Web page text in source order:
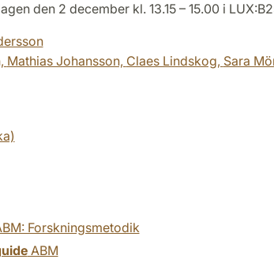
den 2 december kl. 13.15 – 15.00 i
Mathias Johansson, Claes Lindskog, Sara
Forskningsmetodik
ABM